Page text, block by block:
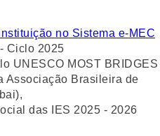
no Sistema e-MEC